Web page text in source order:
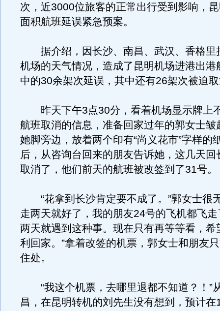
次，近3000位旅客的正常出行受到影响，
面积航班延误紧急预案。
据介绍，因长沙、南昌、武汉、香格里
机场的天气情况，造成了昆明机场进港出港
中的30余架次延误，其中还有26架次被迫
昨天下午3点30分，看着机场显示牌上
航班取消的信息，准备回家过年的郭女士皱
她脚旁边，放着两个印有“尚义花市”字样的
后，从咨询台回来的朋友告诉她，这几天回
取消了，他们前天的航班被改签到了31号。
“花拿到长沙肯定要不成了。”郭女士很
走两天就好了，我的朋友24号的飞机都飞
两天就遇到这种事。现在只有再等等看，希
利回家。”拿着改签的机票，郭女士和朋友
住处。
“我这个机票，去哪里退都不知道？！”
昌，在昆明转机的刘先生没有想到，预计